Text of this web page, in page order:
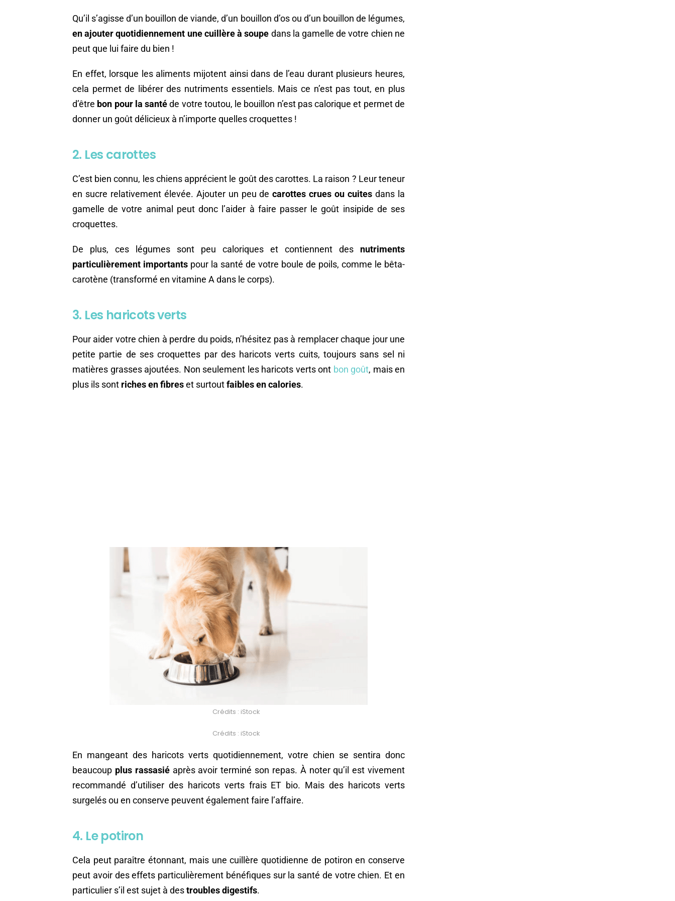
Qu’il s’agisse d’un bouillon de viande, d’un bouillon d’os ou d’un bouillon de légumes,
en ajouter quotidiennement une cuillère à soupe dans la gamelle de votre chien ne
peut que lui faire du bien !
En effet, lorsque les aliments mijotent ainsi dans de l’eau durant plusieurs heures,
cela permet de libérer des nutriments essentiels. Mais ce n’est pas tout, en plus
d’être bon pour la santéde votre toutou, le bouillon n’est pas calorique et permet de
donner un goût délicieux à n’importe quelles croquettes !
2. Les carottes
C’est bien connu, les chiens apprécient le goût des carottes. La raison ? Leur teneur
en sucre relativement élevée. Ajouter un peu de carottes crues ou cuites dans la
gamelle de votre animal peut donc l’aider à faire passer le goût insipide de ses
croquettes.
De plus, ces légumes sont peu caloriques et contiennent des nutriments
particulièrement importants pour la santé de votre boule de poils, comme le bêta-
carotène (transformé en vitamine A dans le corps).
3. Les haricots verts
Pour aider votre chien à perdre du poids, n’hésitez pas à remplacer chaque jour une
petite partie de ses croquettes par des haricots verts cuits, toujours sans sel ni
matières grasses ajoutées. Non seulement les haricots verts ont bon goût, mais en
plus ils sont riches en fibreset surtoutfaibles en calories.
Crédits : iStock
Crédits : iStock
En mangeant des haricots verts quotidiennement, votre chien se sentira donc
beaucoup plus rassasiéaprès avoir terminé son repas. À noter qu’il est vivement
recommandé d’utiliser des haricots verts frais ET bio. Mais des haricots verts
surgelés ou en conserve peuvent également faire l’affaire.
4. Le potiron
Cela peut paraître étonnant, mais une cuillère quotidienne de potiron en conserve
peut avoir des effets particulièrement bénéfiques sur la santé de votre chien. Et en
particulier s’il est sujet à destroubles digestifs.